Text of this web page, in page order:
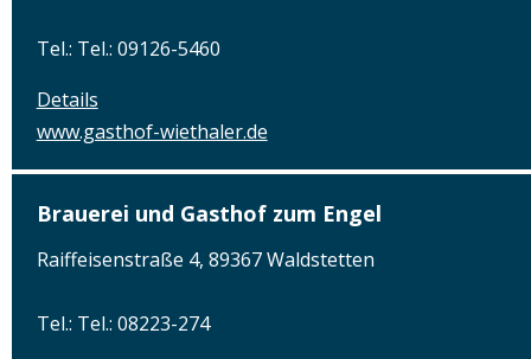
Tel.: Tel.: 09126-5460
Details
www.gasthof-wiethaler.de
Brauerei und Gasthof zum Engel
Raiffeisenstraße 4, 89367 Waldstetten
Tel.: Tel.: 08223-274